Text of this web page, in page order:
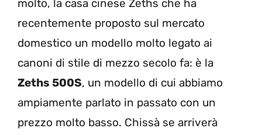
molto, la casa cinese Zeths che ha
recentemente proposto sul mercato
domestico un modello molto legato ai
canoni di stile di mezzo secolo fa: è la
Zeths 500S, un modello di cui abbiamo
ampiamente parlato in passato con un
prezzo molto basso. Chissà se arriverà